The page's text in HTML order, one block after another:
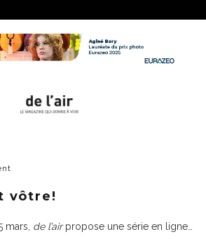
vôtre!
mars, de l’airpropose une série en ligne…